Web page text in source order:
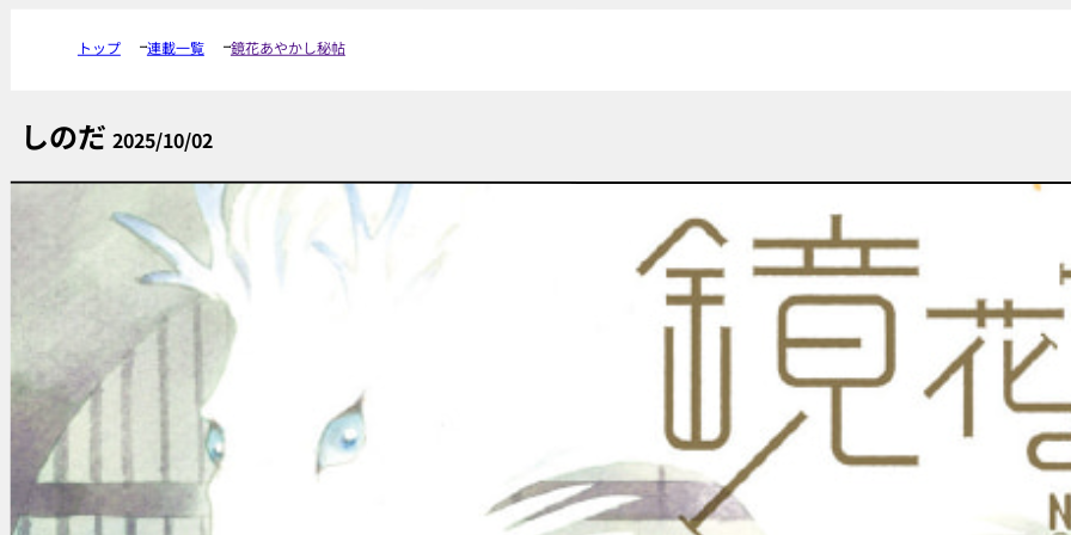
トップ 連載一覧 鏡花あやかし秘帖
しのだ 2025/10/02